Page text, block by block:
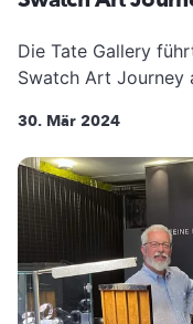
Die Tate Gallery
Swatch Art Journey
30. Mär 2024